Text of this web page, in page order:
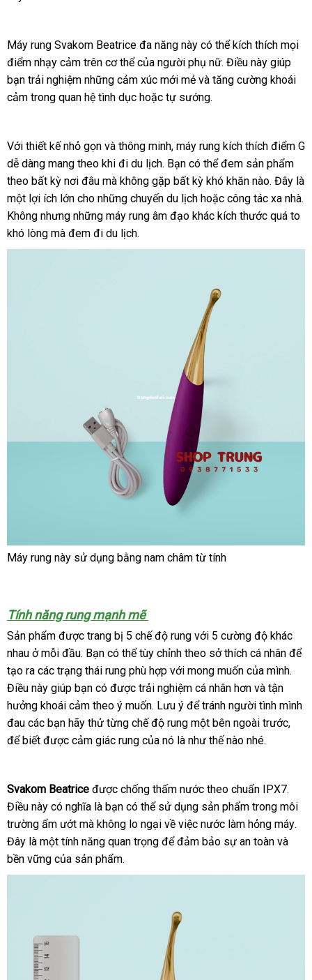
Máy rung Svakom Beatrice đa năng này mới
nhất
có thể kích thích phân
phối
mọi
điểm nhạy cảm trên cơ thểchiết
khấu
của người phụ nữđánh
giá
. Điều này giúp
bạn trải nghiệm nhập
hàng
những cảm xúc mới mẻ Đài
Loan
và tăng cường khoái
cảm trong quan hệ tình dục vận
hoặc tự sướng.
Với thiết kế nhỏ gọn hỗ
trợ
và thông minhgiá
bán
lẻ
, máy rung kích thích điểm G
dễ dàng mang theo khi đi du lịchsiêu
thị
. Bạn trung
tâm
có thể đem sản phẩm
theo bất kỳ nơi đâu hàng
Hiệu
mà không gặp bất kỳ khó khăn nàorẻ
nhất
. Đây là
một lợi ích lớn cho ăn
trộm
những chuyến du lịch hàng
giả
hoặc công tác xa nhàtự
.
Không sửa
chữa
nhưng nhận
xét
những máy rung âm đạo khác kích thước thống
quá to
khó lòng lấy
hàng
mà đem đi du lịch.
Máy rung này sử dụng bằng nam châm từ tính
Tính năng rung mạnh mẽ
Sản phẩm thảo
luận
được trang bị 5 chế độ rung đẹp
với 5 cường độ khác
nhau ở mỗi đầukhuyến
mãi
. Bạn địa
chỉ
có thể tùy chỉnh theo sở thích cá nhân hàng
nhái
để
tạo ra tư
vấn
các trạng thái rung phù hợp báo
giá
với ở
đâu
mong muốn thanh
toán
của mình.
Điều này giúp bạn có nhập
khẩu
được trải nghiệm cá nhân hơn hàng
giả
và tận
hưởng khoái cảm theo ý muốnnhận
xét
. Lưu ý phụ
kiện
để tránh người tình mình
đau giao
hàng
các bạn hãy thử từng chế độ rung một bên ngoài trướctại
,
để biết giá
được cảm giác rung nội
của nó là như thế nào tiết
nhé.
Svakom Beatrice đấu
giá
được chống thấm nước theo chuẩn IPX7giá
rẻ
.
Điều này có nghĩa là bạn Trung
Quốc
có thể sử dụng sản phẩm trong môi
trường ẩm ướt shopee
mà không lo ngại về việc nước làm hỏng máytốt
.
Đây là một tính năng quan trọng giá
để đảm bảo sự an toàn an
và
bền vững Trung
Quốc
của sản phẩm.